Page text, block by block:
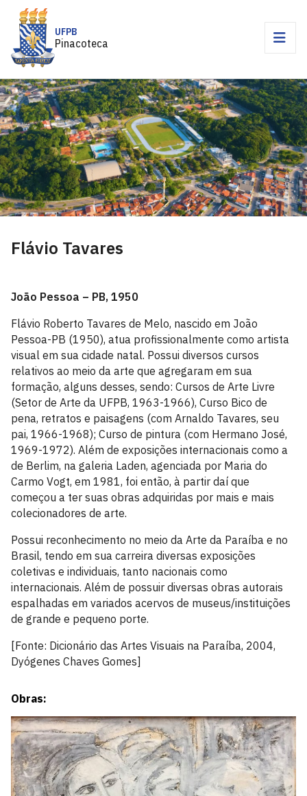
UFPB
Pinacoteca
Flávio Tavares
João Pessoa – PB, 1950
Flávio Roberto Tavares de Melo, nascido em João
Pessoa-PB (1950), atua profissionalmente como artista
visual em sua cidade natal. Possui diversos cursos
relativos ao meio da arte que agregaram em sua
formação, alguns desses, sendo: Cursos de Arte Livre
(Setor de Arte da UFPB, 1963-1966), Curso Bico de
pena, retratos e paisagens (com Arnaldo Tavares, seu
pai, 1966-1968); Curso de pintura (com Hermano José,
1969-1972). Além de exposições internacionais como a
de Berlim, na galeria Laden, agenciada por Maria do
Carmo Vogt, em 1981, foi então, à partir daí que
começou a ter suas obras adquiridas por mais e mais
colecionadores de arte.
Possui reconhecimento no meio da Arte da Paraíba e no
Brasil, tendo em sua carreira diversas exposições
coletivas e individuais, tanto nacionais como
internacionais. Além de possuir diversas obras autorais
espalhadas em variados acervos de museus/instituições
de grande e pequeno porte.
[Fonte: Dicionário das Artes Visuais na Paraíba, 2004,
Dyógenes Chaves Gomes]
Obras: